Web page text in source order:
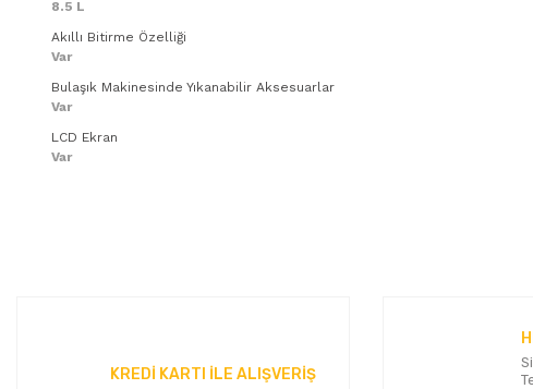
8.5 L
Akıllı Bitirme Özelliği
Var
Bulaşık Makinesinde Yıkanabilir Aksesuarlar
Var
LCD Ekran
Var
Ürün fiyatı diğer sitelerden daha pahalı.
KREDİ KARTI İLE ALIŞVERİŞ